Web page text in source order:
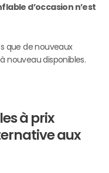
d’occasion n’est
que de nouveaux
nouveau disponibles.
à prix
aux